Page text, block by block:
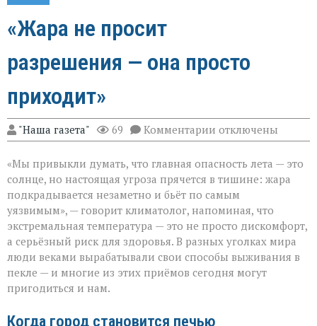
«Жара не просит
разрешения — она просто
приходит»
"Наша газета" 69 Комментарии к
записи
не
просит
разрешения — она
просто
приходит»
отключены
«Мы привыкли думать, что главная опасность лета — это
солнце, но настоящая угроза прячется в тишине: жара
подкрадывается незаметно и бьёт по самым
уязвимым», — говорит климатолог, напоминая, что
экстремальная температура — это не просто дискомфорт,
а серьёзный риск для здоровья. В разных уголках мира
люди веками вырабатывали свои способы выживания в
пекле — и многие из этих приёмов сегодня могут
пригодиться и нам.
Когда город становится печью